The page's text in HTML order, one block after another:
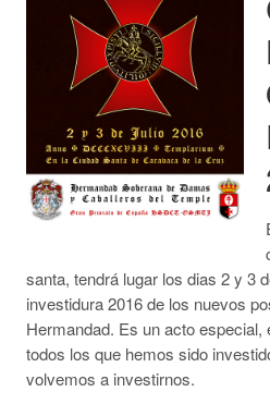
santa, tendrá lugar los dias 2 y 3
investidura 2016 de los nuevos
Hermandad. Es un acto especial,
todos los que hemos sido
volvemos a investirnos.